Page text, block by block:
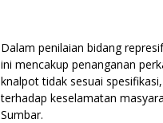
Dalam penilaian bidang
ini mencakup penanganan
knalpot tidak sesuai
terhadap keselamatan
Sumbar.